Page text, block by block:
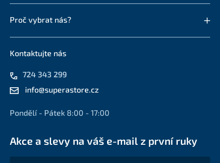
Proč vybrat nás?
Kontaktujte nás
724 343 299
info@superastore.cz
Pondělí - Pátek 8:00 - 17:00
Akce a slevy na váš e-mail z první ruky